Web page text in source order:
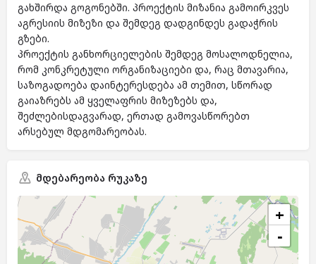
გახშირდა გოგონებში. პროექტის მიზანია გამოირკვეს
აგრესიის მიზეზი და შემდეგ დადგინდეს გადაჭრის
გზები.
პროექტის განხორციელების შემდეგ მოსალოდნელია,
რომ კონკრეტული ორგანიზაციები და, რაც მთავარია,
საზოგადოება დაინტერესდება ამ თემით, სწორად
გაიაზრებს ამ ყველაფრის მიზეზებს და,
შეძლებისდაგვარად, ერთად გამოვასწორებთ
არსებულ მდგომარეობას.
მდებარეობა რუკაზე
+
−